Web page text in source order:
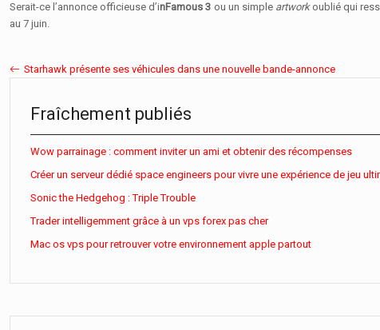
Serait-ce l’annonce officieuse d’inFamous 3 ou un simple artworkoublié qui
au 7 juin.
Starhawk présente ses véhicules dans une nouvelle bande-annonce
Fraîchement publiés
Wow parrainage : comment inviter un ami et obtenir des récompenses
Créer un serveur dédié space engineers pour vivre une expérience de jeu
Sonic the Hedgehog : Triple Trouble
Trader intelligemment grâce à un vps forex pas cher
Mac os vps pour retrouver votre environnement apple partout